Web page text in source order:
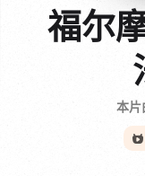
福尔
本